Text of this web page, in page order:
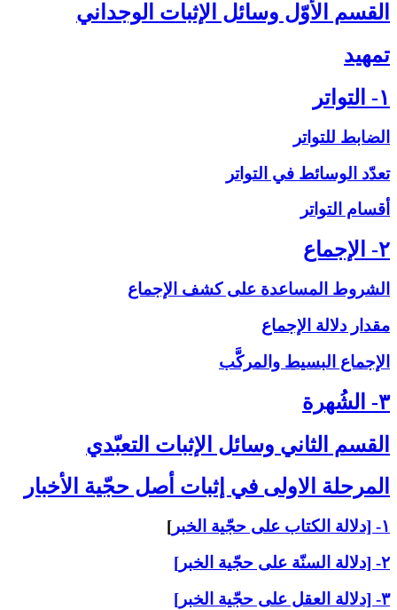
القسم الأوّل وسائل الإثبات الوجداني
تمهيد
۱- التواتر
الضابط للتواتر
تعدّد الوسائط في التواتر
أقسام التواتر
۲- الإجماع‏
الشروط المساعدة على‏ كشف الإجماع
مقدار دلالة الإجماع
الإجماع البسيط والمركَّب
۳- الشُهرة
القسم الثاني ‏وسائل الإثبات التعبّدي‏
المرحلة الاولى ‏في إثبات أصل حجّية الأخبار
۱- [دلالة الكتاب على حجّية الخبر
]
۲- [دلالة السنّة على حجّية الخبر]
۳- [دلالة العقل على حجّية الخبر]